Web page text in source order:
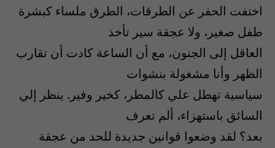
اختفت الحفر عن الطرقات، الطرق ملساء كبشرة
طفل صغير، ولا عجقة سير تأخذ
العاقل إلى الجنون، مع أن الساعة كادت أن تقارب
الظهر وأنا مشغولة بنشوات
سياسية تهطل علي كالمطر، كخير وفير. ينظر إلي
السائق باستهزاء، ألم تعرف
بعد؟ لقد وضعوا قوانين جديدة للحد من عجقة